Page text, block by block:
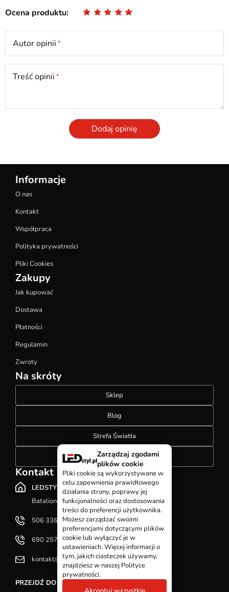
Ocena produktu
Autor opinii
Treść opinii
Dodaj opinię
Informacje
O nas
Kontakt
Współpraca
Polityka prywatności
Pliki Cookies
Zakupy
Jak kupować
Dostawa
Płatności
Regulamin
Zwroty
Na skróty
Sklep
Blog
Strefa Światła
Konfigurator szynoprzewodów
Kontakt
LEDSTYL.pl
Batalionów Chłopskich 12, 94-058 Łódź
506 336 320
690 257 092
kontakt@ledstyl.pl
PRZEJDŹ DO DZIAŁU KONTAKT
Zarządzaj zgodami
plików cookie
Pliki cookie są wykorzystywane w
celu zapewnienia prawidłowego
działania strony, poprawy jej
funkcjonalności oraz dostosowania
treści do preferencji użytkownika.
Możesz zarządzać swoimi
preferencjami dotyczącymi plików
cookie lub wyłączyć je w
ustawieniach. Więcej informacji o
tym, jakich ciasteczek używamy,
znajdziesz w naszej Polityce
prywatności.